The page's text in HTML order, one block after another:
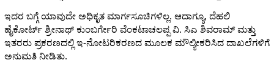
ಇದರ ಬಗ್ಗೆ ಯಾವುದೇ ಅಧಿಕೃತ ಮಾರ್ಗಸೂಚಿಗಳಿಲ್ಲ. ಆದಾಗ್ಯೂ, ದೆಹಲಿ
ಹೈಕೋರ್ಟ್ ಶ್ರೀನಾಥ್ ಕುಂಬರ್ಗೇರಿ ವೆಂಕಟಾಚಲಪ್ಪ ವಿ. ಸಿಎ ಶಿವರಾಮ್ ಮತ್ತು
ಇತರರು ಪ್ರಕರಣದಲ್ಲಿ ಇ-ನೋಟರಿಕರಣದ ಮೂಲಕ ಮೌಲ್ಯೀಕರಿಸಿದ ದಾಖಲೆಗಳಿಗೆ
ಅನುಮತಿ ನೀಡಿತು.